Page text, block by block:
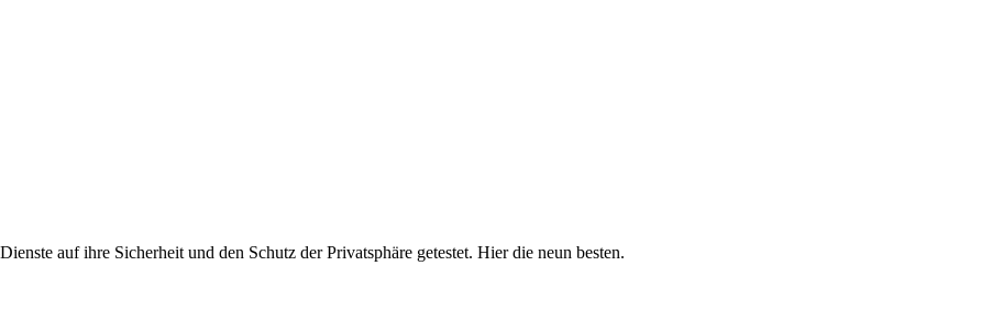
auf ihre Sicherheit und den Schutz der Privatsphäre getestet. Hier die neun besten.